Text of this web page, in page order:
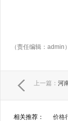
（责任编辑：admin）
上一篇： 河
相关推荐： 价格